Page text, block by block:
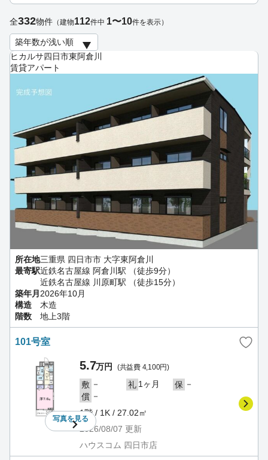
ヒカルサ四日市東阿倉川
賃貸アパート
所在地三重県 四日市市 大字東阿倉川
最寄駅近鉄名古屋線 阿倉川駅 （徒歩9分）
近鉄名古屋線 川原町駅 （徒歩15分）
築年月 2026年10月
構造
木造
階数
地上3階
101号室
写真を見る
5.7万円 (共益費 4,100円)
敷 － 礼 1ヶ月 保 －
償 －
1階 / 1K / 27.02㎡
2026/08/07 更新
ハウスコム 四日市店
全332物件 （建物112件中 1〜10件を表示）